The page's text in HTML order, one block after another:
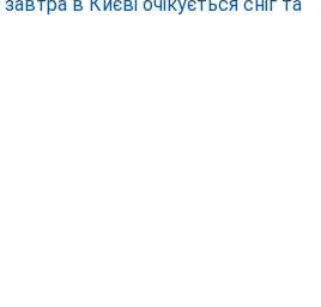
завтра в Києві очікується сніг та